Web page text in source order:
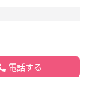
電話する